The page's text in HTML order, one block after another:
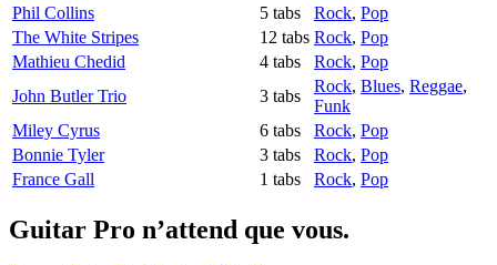
Phil Collins
5 tabs Rock, Pop
The White Stripes
12 tabs Rock, Pop
Mathieu Chedid
4 tabs Rock, Pop
John Butler Trio
3 tabs
Rock, Blues, Reggae,
Funk
Miley Cyrus
6 tabs Rock, Pop
Bonnie Tyler
3 tabs Rock, Pop
France Gall
1 tabs Rock, Pop
Guitar Pro n’attend que vous.